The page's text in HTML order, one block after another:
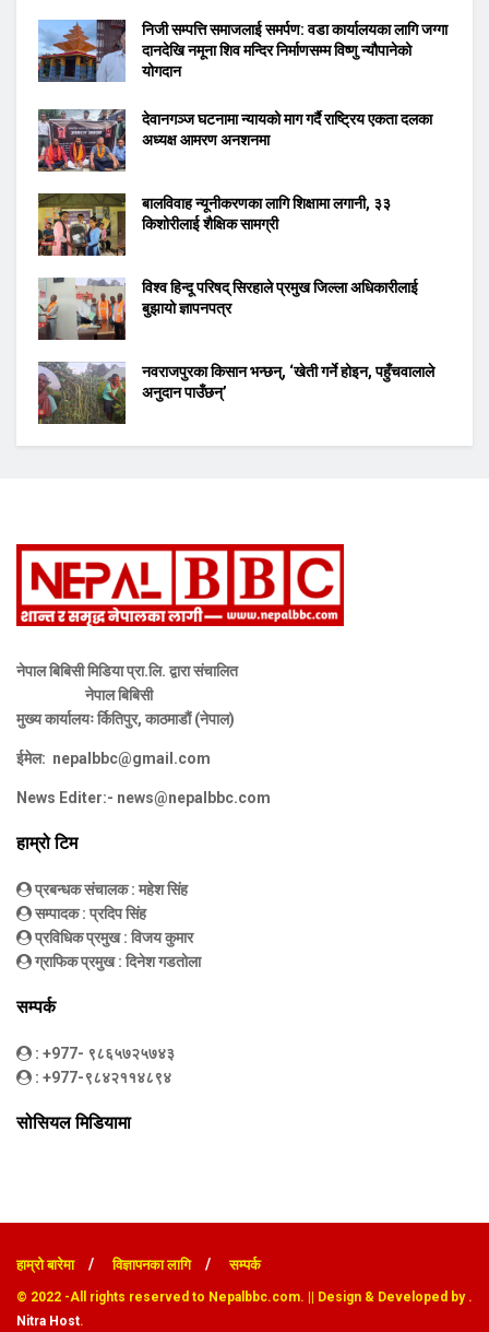
निजी सम्पत्ति समाजलाई समर्पण: वडा कार्यालयका लागि जग्गा
दानदेखि नमूना शिव मन्दिर निर्माणसम्म विष्णु न्यौपानेको
योगदान
देवानगञ्ज घटनामा न्यायको माग गर्दै राष्ट्रिय एकता दलका
अध्यक्ष आमरण अनशनमा
बालविवाह न्यूनीकरणका लागि शिक्षामा लगानी, ३३
किशोरीलाई शैक्षिक सामग्री
विश्व हिन्दू परिषद् सिरहाले प्रमुख जिल्ला अधिकारीलाई
बुझायो ज्ञापनपत्र
नवराजपुरका किसान भन्छन्, ‘खेती गर्ने होइन, पहुँचवालाले
अनुदान पाउँछन्’
नेपाल बिबिसी मिडिया प्रा.लि. द्वारा संचालित
नेपाल बिबिसी
मुख्य कार्यालयः र्कितिपुर, काठमाडौं (नेपाल)
ईमेल: nepalbbc@gmail.com
News Editer:- news@nepalbbc.com
हाम्रो टिम
प्रबन्धक संचालक: महेश सिंह
सम्पादक: प्रदिप सिंह
प्रविधिक प्रमुख: विजय कुमार
ग्राफिक प्रमुख: दिनेश गडतोला
सम्पर्क
: +977- ९८६५७२५७४३
: +977-९८४२११४८९४
सोसियल मिडियामा
हाम्रो बारेमा विज्ञापनका लागि सम्पर्क
© 2022 -All rights reserved to Nepalbbc.com. || Design & Developed by .
Nitra Host.